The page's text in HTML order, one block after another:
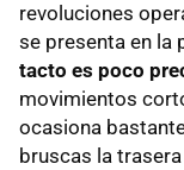
revoluciones
se presenta en la
tacto es poco
movimientos
ocasiona
bruscas la